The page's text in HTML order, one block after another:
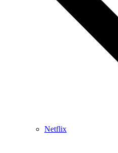
Netflix